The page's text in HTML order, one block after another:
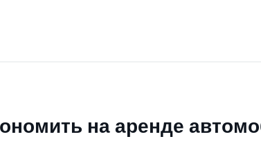
на аренде